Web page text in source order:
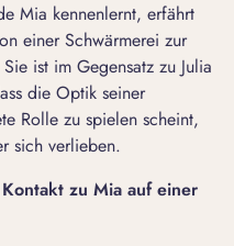
Mia kennenlernt, erfährt
einer Schwärmerei zur
ist im Gegensatz zu Julia
die Optik seiner
Rolle zu spielen scheint,
sich verlieben.
zu Mia auf einer